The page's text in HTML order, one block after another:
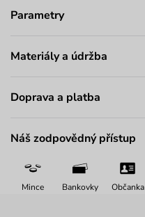
Parametry
Materiály a údržba
Doprava a platba
Náš zodpovědný přístup
Mince Bankovky Občanka